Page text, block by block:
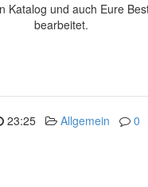
Katalog und auch Eure
bearbeitet.
23:25 Allgemein 0